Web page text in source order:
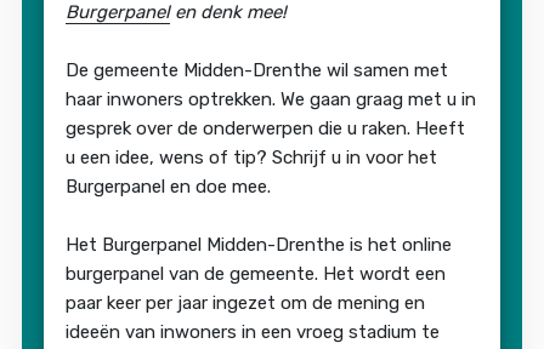
Burgerpanelen denk mee!
De gemeente Midden-Drenthe wil samen met
haar inwoners optrekken. We gaan graag met u in
gesprek over de onderwerpen die u raken. Heeft
u een idee, wens of tip? Schrijf u in voor het
Burgerpanel en doe mee.
Het Burgerpanel Midden-Drenthe is het online
burgerpanel van de gemeente. Het wordt een
paar keer per jaar ingezet om de mening en
ideeën van inwoners in een vroeg stadium te